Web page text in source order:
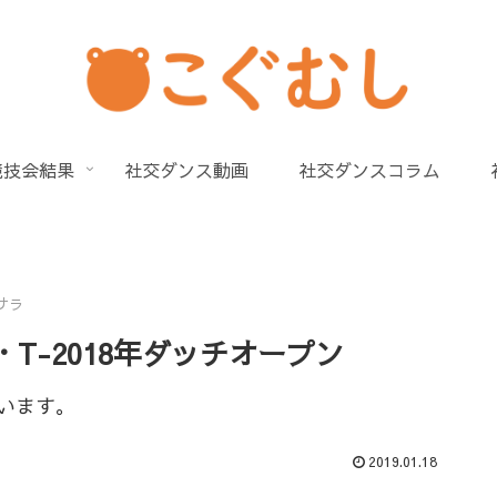
会結果 社交ダンス動画 社交ダンスコラム
ラ
T-2018年ダッチオープン
す。
2019.01.18